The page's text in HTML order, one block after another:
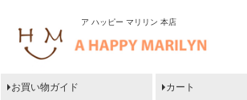
ア ハッピー マリリン 本店
お買い物ガイド カート